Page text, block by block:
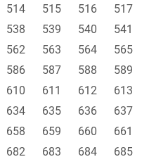
514 515 516 517
538 539 540 541
562 563 564 565
586 587 588 589
610 611 612 613
634 635 636 637
658 659 660 661
682 683 684 685